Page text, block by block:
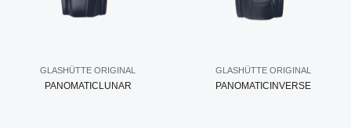
GLASHÜTTE ORIGINAL
PANOMATICLUNAR
GLASHÜTTE ORIGINAL
PANOMATICINVERSE